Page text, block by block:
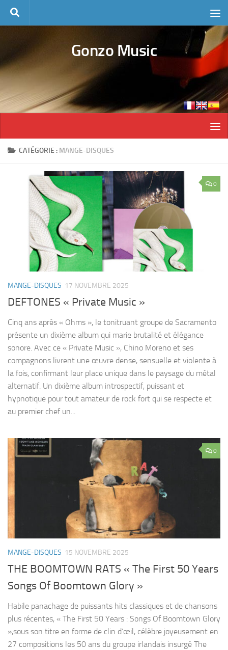
Skip to content
Gonzo Music
CATÉGORIE : MANGE-DISQUES
0
MANGE-DISQUES 17 NOVEMBRE 2025
DEFTONES « Private Music »
Cinq ans après « Ohms », le tonitruant groupe de Sacramento
présente un dixième album qui marie brutalité et élégance
sonore. Avec ce « Private Music », Chino Moreno et ses
compagnons livrent une œuvre dense, sensuelle et violente à
la fois, confirmant leur place unique dans le paysage du métal
alternatif. Un dixième album introspectif, puissant et
hypnotique pour tout amateur de rock fort qui se respecte et
au premier chef un...
0
MANGE-DISQUES 15 NOVEMBRE 2025
THE BOOMTOWN RATS « The First 50 Years
Songs Of Boomtown Glory »
Habile panachage de puissants hits classiques et de chansons
plus récentes, « The First 50 Years : Songs Of Boomtown Glory
»,sous son titre en forme de clin d‘œil, célèbre joyeusement en
27 compositions les 50 ans du groupe irlandais insurgé The